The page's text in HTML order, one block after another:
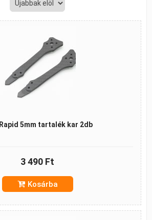
5mm tartalék kar 2db
3 490 Ft
Kosárba